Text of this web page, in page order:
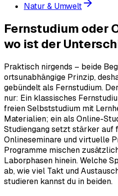
Natur & Umwelt
Fernstudium oder
wo ist der
Praktisch nirgends – beide
ortsunabhängige Prinzip,
gebündelt als Fernstudium.
nur: Ein klassisches
freien Selbststudium mit
Materialien; ein als Online-
Studiengang setzt stärker auf
Onlineseminare und virtuelle
Programme mischen
Laborphasen hinein. Welche
ab, wie viel Takt und
studieren kannst du in beiden.